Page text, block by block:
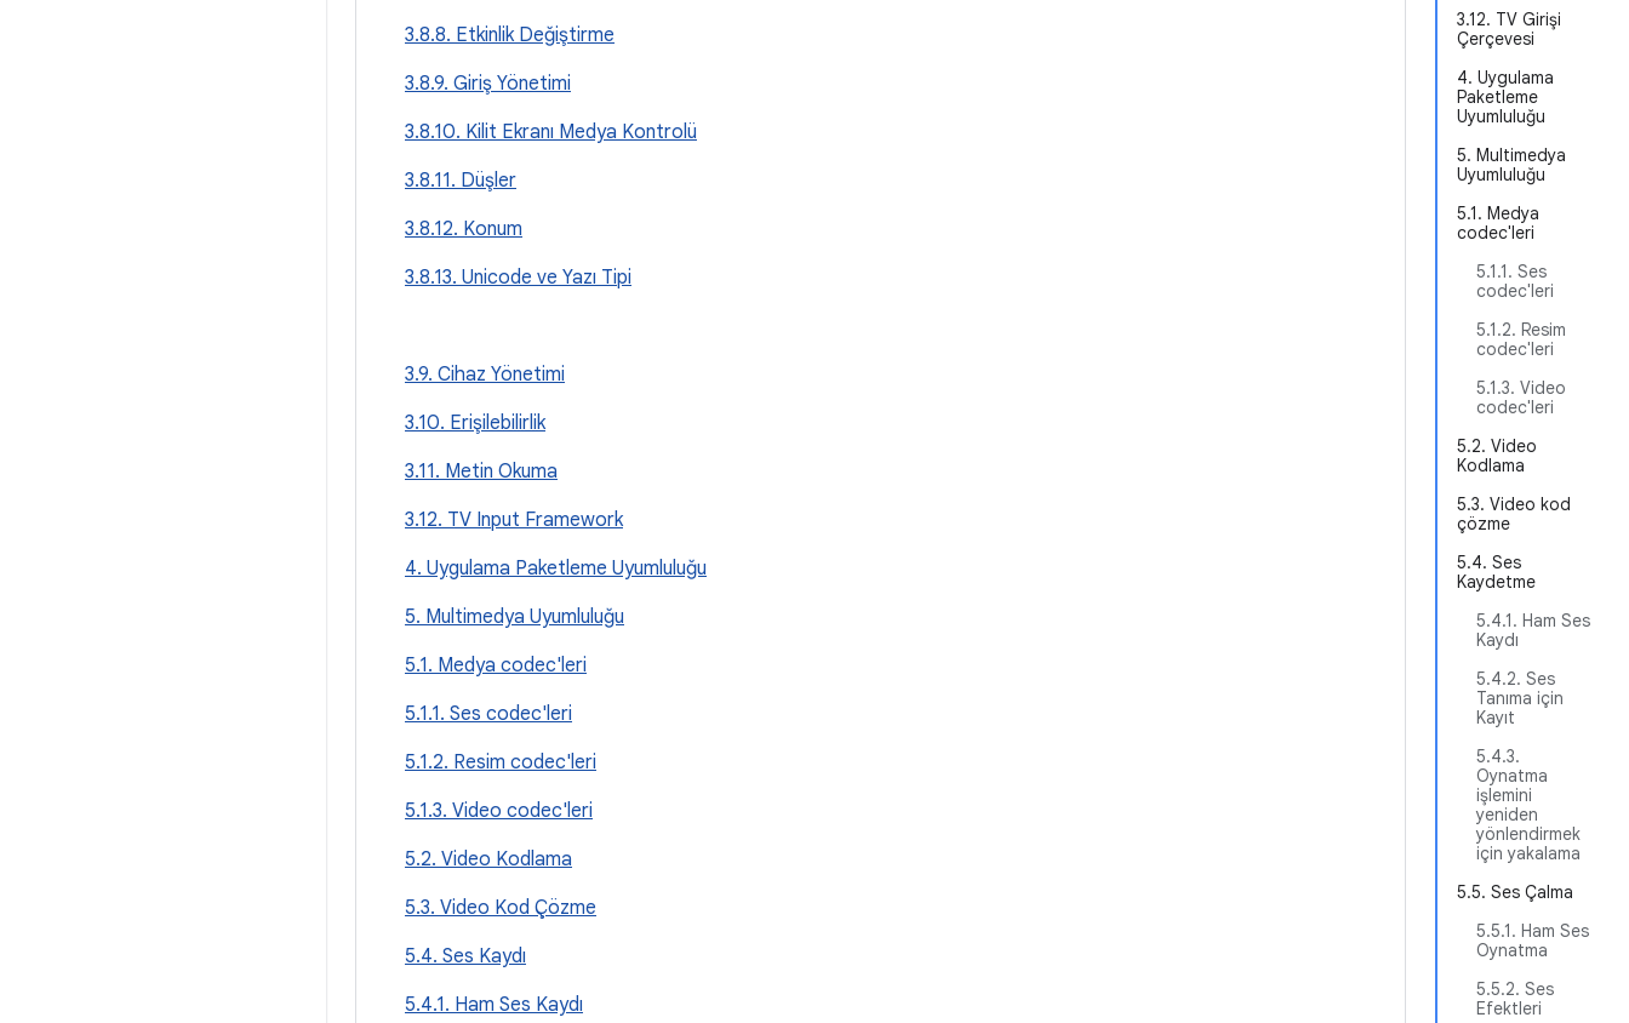
3.12. TV Girişi
Çerçevesi
4. Uygulama
Paketleme
Uyumluluğu
5. Multimedya
Uyumluluğu
5.1. Medya
codec'leri
5.1.1. Ses
codec'leri
5.1.2. Resim
codec'leri
5.1.3. Video
codec'leri
5.2. Video
Kodlama
5.3. Video kod
çözme
5.4. Ses
Kaydetme
5.4.1. Ham Ses
Kaydı
5.4.2. Ses
Tanıma için
Kayıt
5.4.3.
Oynatma
işlemini
yeniden
yönlendirmek
için yakalama
5.5. Ses Çalma
5.5.1. Ham Ses
Oynatma
5.5.2. Ses
Efektleri
3.8.8. Etkinlik Değiştirme
3.8.9. Giriş Yönetimi
3.8.10. Kilit Ekranı Medya Kontrolü
3.8.11. Düşler
3.8.12. Konum
3.8.13. Unicode ve Yazı Tipi
3.9. Cihaz Yönetimi
3.10. Erişilebilirlik
3.11. Metin Okuma
3.12. TV Input Framework
4. Uygulama Paketleme Uyumluluğu
5. Multimedya Uyumluluğu
5.1. Medya codec'leri
5.1.1. Ses codec'leri
5.1.2. Resim codec'leri
5.1.3. Video codec'leri
5.2. Video Kodlama
5.3. Video Kod Çözme
5.4. Ses Kaydı
5.4.1. Ham Ses Kaydı